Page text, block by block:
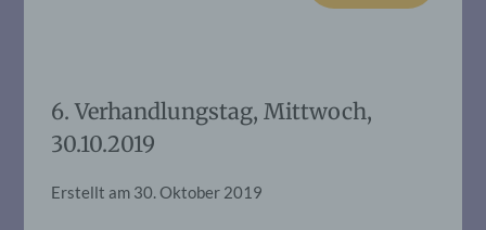
6. Verhandlungstag, Mittwoch,
30.10.2019
Erstellt am 30. Oktober 2019